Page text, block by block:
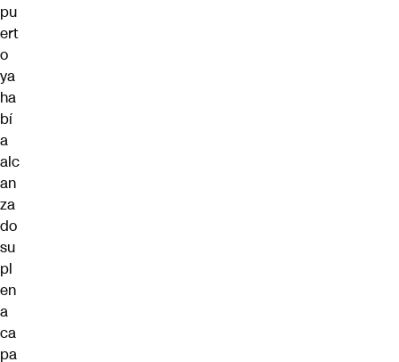
pu
ert
o
ya
ha
bí
a
alc
an
za
do
su
pl
en
a
ca
pa